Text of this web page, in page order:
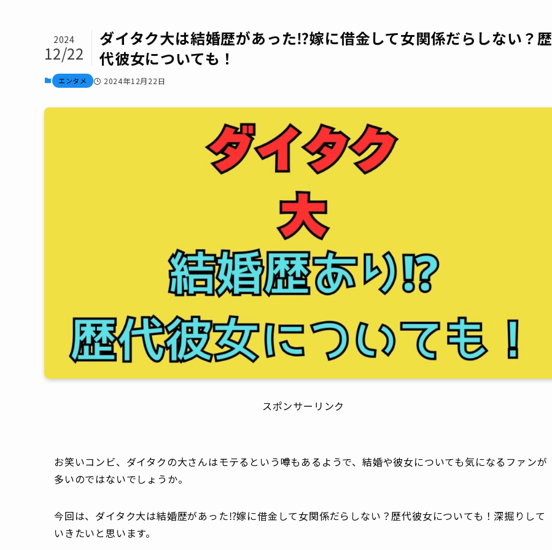
ダイタク大は結婚歴があった⁉嫁に借金して女関係だらしない？歴
代彼女についても！
2024
12/22
エンタメ 2024年12月22日
スポンサーリンク
お笑いコンビ、ダイタクの大さんはモテるという噂もあるようで、結婚や彼女についても気になるファンが
多いのではないでしょうか。
今回は、ダイタク大は結婚歴があった⁉嫁に借金して女関係だらしない？歴代彼女についても！深掘りして
いきたいと思います。